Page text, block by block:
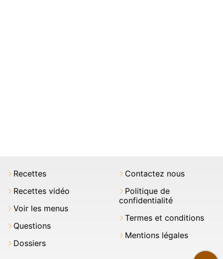
Recettes
Recettes vidéo
Voir les menus
Questions
Dossiers
Contactez nous
Politique de
confidentialité
Termes et conditions
Mentions légales